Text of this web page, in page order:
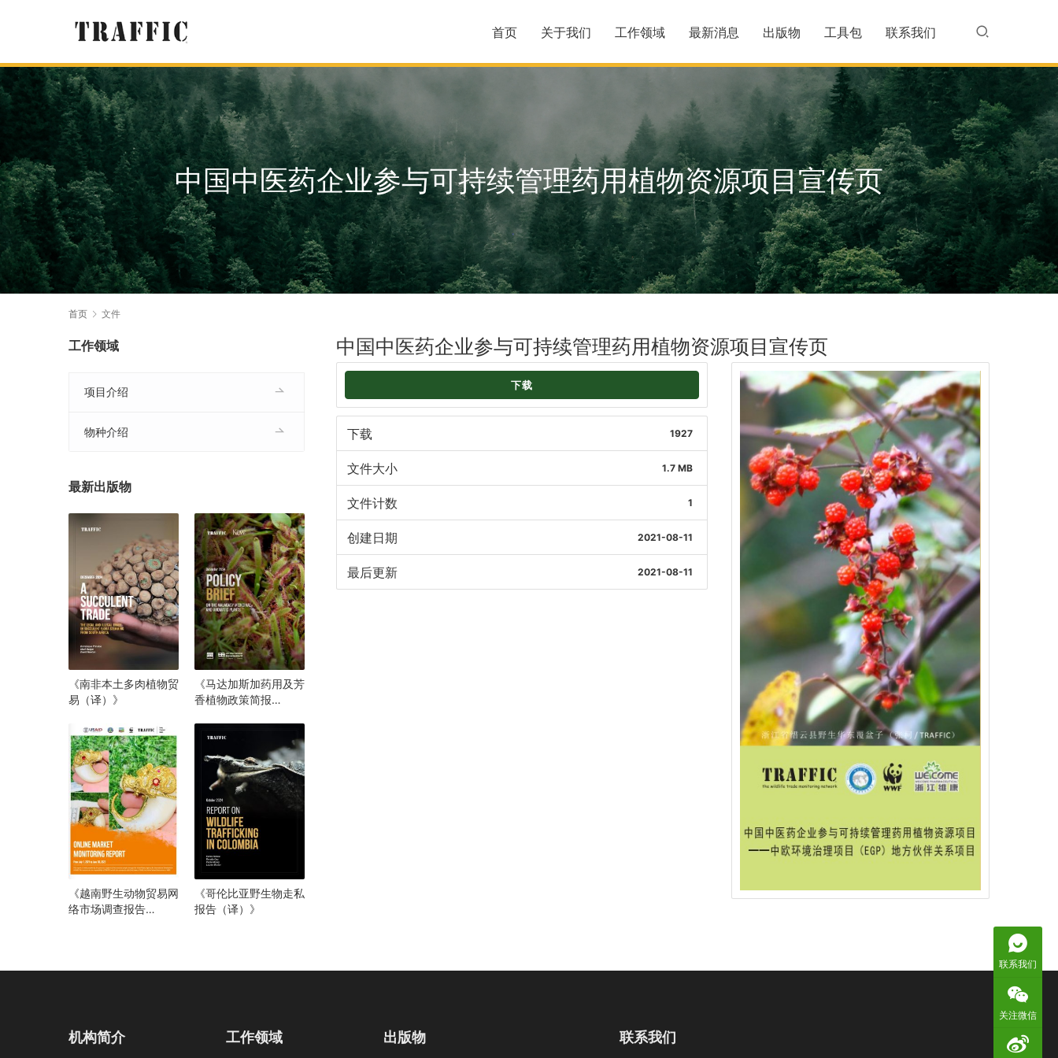
首页 关于我们 工作领域 最新消息 出版物 工具包 联系我们
中国中医药企业参与可持续管理药用植物资源项目宣传页
首页 文件
中国中医药企业参与可持续管理药用植物资源项目宣传页
下载
下载 1927
文件大小 1.7 MB
文件计数 1
创建日期 2021-08-11
最后更新 2021-08-11
工作领域
项目介绍
物种介绍
最新出版物
《南非本土多肉植物贸
易（译）》
《马达加斯加药用及芳
香植物政策简报
《越南野生动物贸易网
络市场调查报告
《哥伦比亚野生物走私
报告（译）》
机构简介 工作领域 出版物 联系我们
联系我们
关注微信